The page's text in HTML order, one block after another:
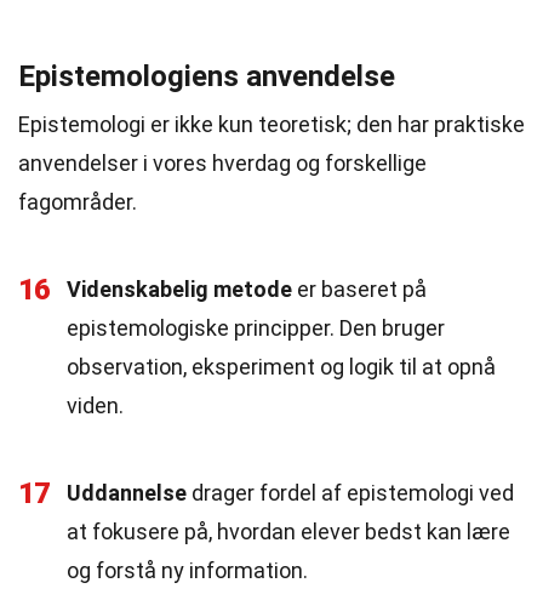
Epistemologiens anvendelse
Epistemologi er ikke kun teoretisk; den har praktiske
anvendelser i vores hverdag og forskellige
fagområder.
16 Videnskabelig metode er baseret på
epistemologiske principper. Den bruger
observation, eksperiment og logik til at opnå
viden.
17 Uddannelse drager fordel af epistemologi ved
at fokusere på, hvordan elever bedst kan lære
og forstå ny information.